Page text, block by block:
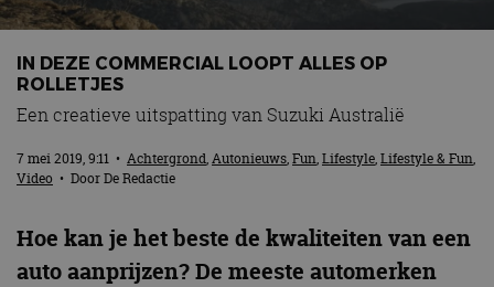
Automerken
Adverteren
Contact
IN DEZE COMMERCIAL LOOPT ALLES OP
ROLLETJES
Een creatieve uitspatting van Suzuki Australië
7 mei 2019, 9:11 • Achtergrond,Autonieuws,Fun,Lifestyle,Lifestyle & Fun,
Video • DoorDe Redactie
Hoe kan je het beste de kwaliteiten van een
auto aanprijzen? De meeste automerken